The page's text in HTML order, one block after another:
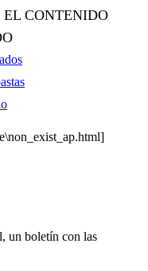
CONTENIDO
un boletín con las